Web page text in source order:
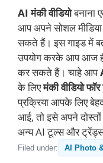
AI मंकी वीडियोबनाना
आप अपने सोशल
सकते हैं। इस गाइड में
उपयोग करके आप आज
कर सकते हैं। चाहे आप
के लिएमंकी वीडियो
प्रक्रिया आपके लिए
आई, तो इसे अपने
अन्य AI टूल्स और ट्रेंड्स
Filed under: AI Photo